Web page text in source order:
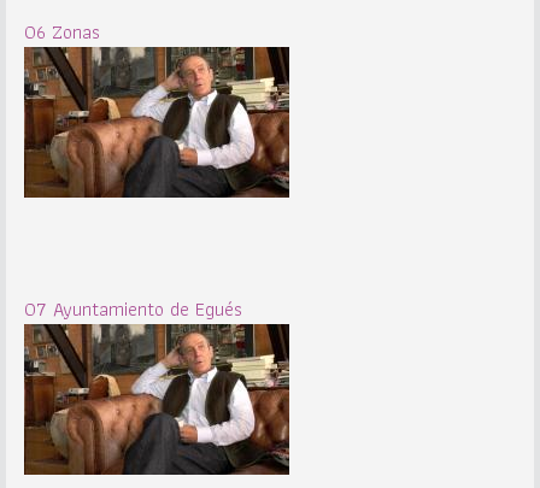
06 Zonas
07 Ayuntamiento de Egués